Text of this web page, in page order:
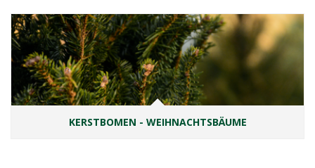
KERSTBOMEN - WEIHNACHTSBÄUME